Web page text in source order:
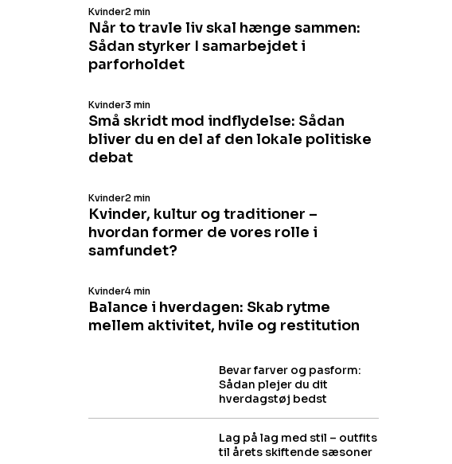
Når to travle liv skal hænge sammen:
Sådan styrker I samarbejdet i
parforholdet
Kvinder2 min
Små skridt mod indflydelse: Sådan
bliver du en del af den lokale politiske
debat
Kvinder3 min
Kvinder, kultur og traditioner –
hvordan former de vores rolle i
samfundet?
Kvinder2 min
Balance i hverdagen: Skab rytme
mellem aktivitet, hvile og restitution
Kvinder4 min
Bevar farver og pasform:
Sådan plejer du dit
hverdagstøj bedst
Lag på lag med stil – outfits
til årets skiftende sæsoner